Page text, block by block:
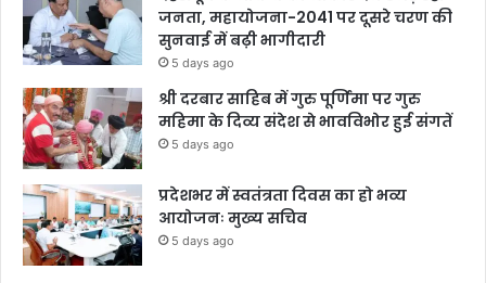
जनता, महायोजना-2041 पर दूसरे चरण की
सुनवाई में बढ़ी भागीदारी
5 days ago
श्री दरबार साहिब में गुरु पूर्णिमा पर गुरु
महिमा के दिव्य संदेश से भावविभोर हुई संगतें
5 days ago
प्रदेशभर में स्वतंत्रता दिवस का हो भव्य
आयोजनः मुख्य सचिव
5 days ago